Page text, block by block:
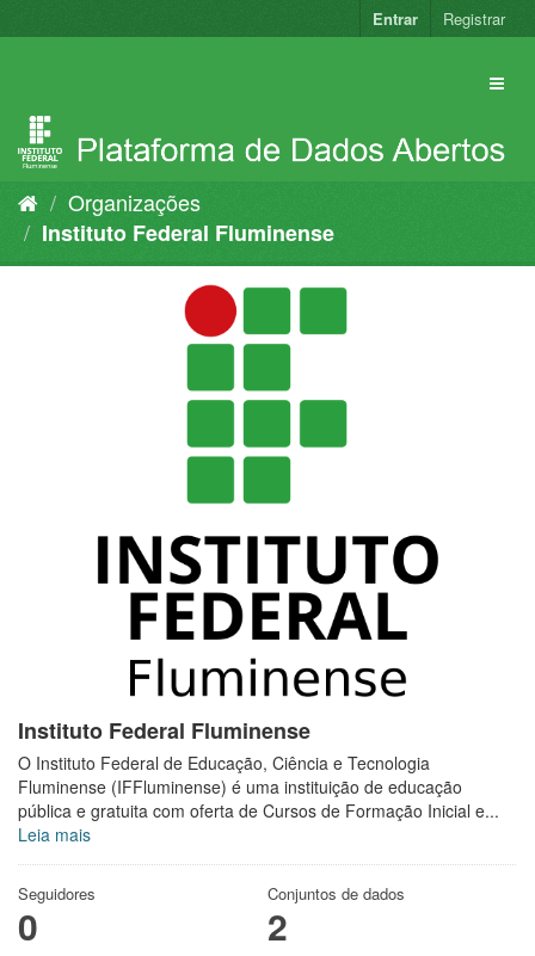
para
Entrar Registrar
Organizações
Instituto Federal Fluminense
Instituto Federal Fluminense
O Instituto Federal de Educação, Ciência e Tecnologia
Fluminense (IFFluminense) é uma instituição de educação
pública e gratuita com oferta de Cursos de Formação Inicial e...
Leia mais
Seguidores
0
Conjuntos de dados
2